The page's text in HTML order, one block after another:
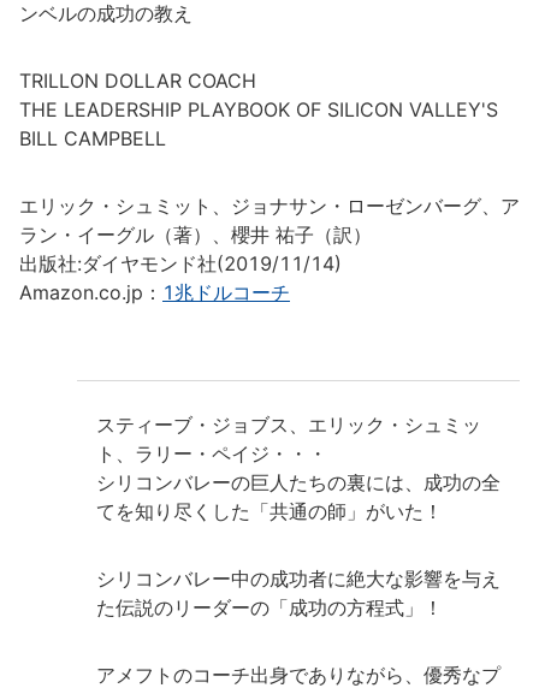
ンベルの成功の教え
TRILLON DOLLAR COACH
THE LEADERSHIP PLAYBOOK OF SILICON VALLEY'S
BILL CAMPBELL
エリック・シュミット、ジョナサン・ローゼンバーグ、ア
ラン・イーグル（著）、櫻井 祐子（訳）
出版社:ダイヤモンド社(2019/11/14)
Amazon.co.jp： 1兆ドルコーチ
スティーブ・ジョブス、エリック・シュミッ
ト、ラリー・ペイジ・・・
シリコンバレーの巨人たちの裏には、成功の全
てを知り尽くした「共通の師」がいた！
シリコンバレー中の成功者に絶大な影響を与え
た伝説のリーダーの「成功の方程式」！
アメフトのコーチ出身でありながら、優秀なプ